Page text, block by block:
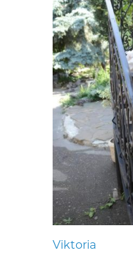
Viktoria